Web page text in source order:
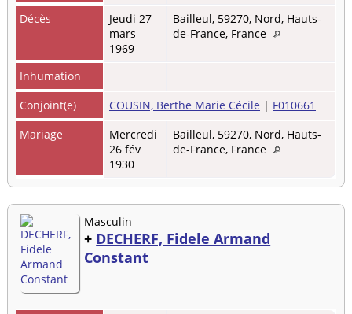
Décès
Jeudi 27
mars
1969
Bailleul, 59270, Nord, Hauts-
de-France, France
Inhumation
Conjoint(e)
COUSIN, Berthe Marie Cécile | F010661
Mariage
Mercredi
26 fév
1930
Bailleul, 59270, Nord, Hauts-
de-France, France
Masculin
+ DECHERF, Fidele Armand
Constant